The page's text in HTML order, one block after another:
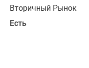
Вторичный Рынок
Есть